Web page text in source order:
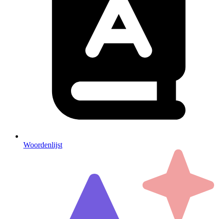
Woordenlijst